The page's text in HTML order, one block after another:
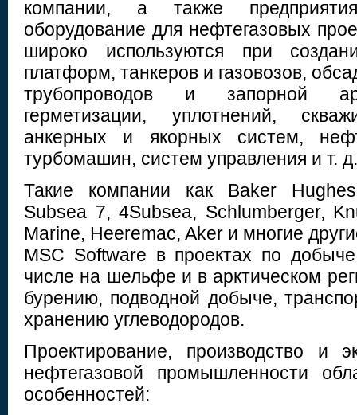
компании, а также
оборудование для нефтегазовых
широко используются при
платформ, танкеров и газовозов,
трубопроводов и запорной
герметизации, уплотнений,
анкерных и якорных систем,
турбомашин, систем управления и т. д.
Такие компании как Baker
Subsea 7, 4Subsea, Schlumberger,
Marine, Heeremac, Aker и многие
MSC Software в проектах по
числе на шельфе и в арктическом
бурению, подводной добыче,
хранению углеводородов.
Проектирование, производство и
нефтегазовой промышленности
особенностей: